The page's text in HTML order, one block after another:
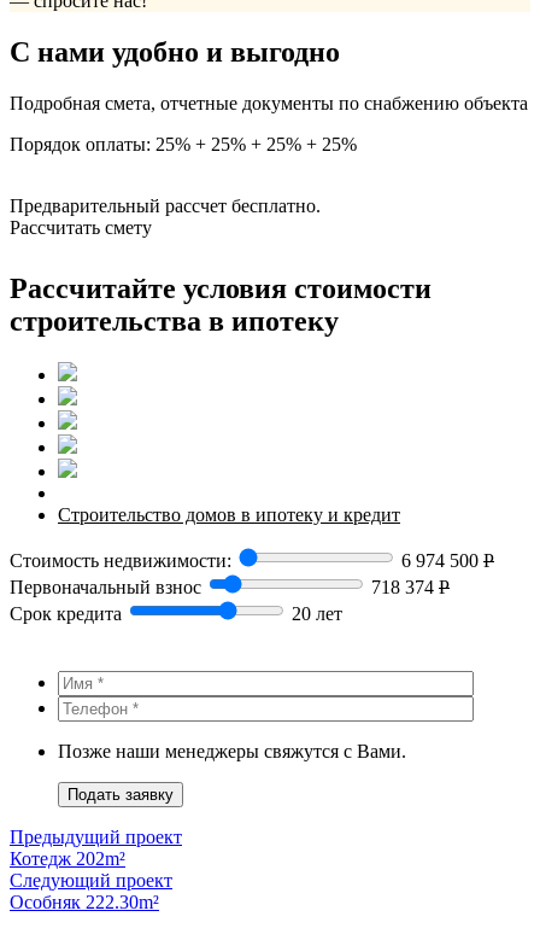
С нами удобно и выгодно
Подробная смета, отчетные документы по снабжению объекта
Порядок оплаты: 25% + 25% + 25% + 25%
Предварительный рассчет бесплатно.
Рассчитать смету
Рассчитайте условия стоимости
строительства в ипотеку
Строительство домов в ипотеку и кредит
Стоимость недвижимости: 6 974 500 Р
Первоначальный взнос
718 374 Р
Срок кредита
20 лет
Позже наши менеджеры свяжутся с Вами.
Подать заявку
Предыдущий проект
Котедж 202m²
Следующий проект
Особняк 222.30m²